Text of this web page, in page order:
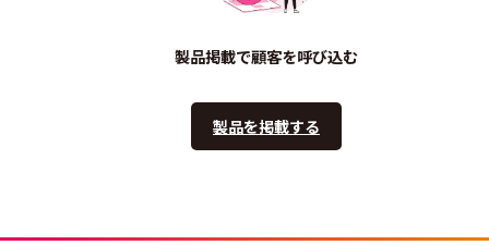
製品掲載で顧客を呼び込む
製品を掲載する